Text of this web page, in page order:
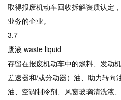
取得报废机动车回收拆解资质认定
业务的企业。
3.7
废液 waste liquid
存留在报废机动车中的燃料、发动
差速器和/或分动器）油、助力转向
油、空调制冷剂、风窗玻璃清洗液